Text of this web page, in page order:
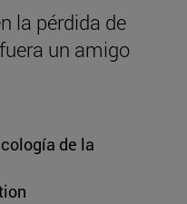
la pérdida de
un amigo
de la